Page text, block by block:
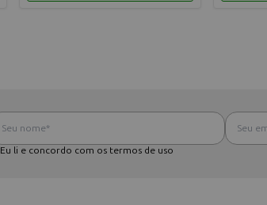
Eu li e concordo com os termos de uso